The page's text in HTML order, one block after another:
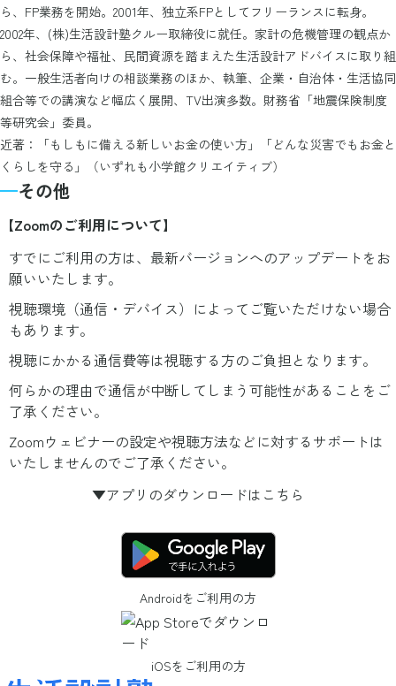
ら、FP業務を開始。2001年、独立系FPとしてフリーランスに転身。
2002年、(株)生活設計塾クルー取締役に就任。家計の危機管理の観点か
ら、社会保障や福祉、民間資源を踏まえた生活設計アドバイスに取り組
む。一般生活者向けの相談業務のほか、執筆、企業・自治体・生活協同
組合等での講演など幅広く展開、TV出演多数。財務省「地震保険制度
等研究会」委員。
近著：「もしもに備える新しいお金の使い方」「どんな災害でもお金と
くらしを守る」（いずれも小学館クリエイティブ）
その他
【Zoomのご利用について】
すでにご利用の方は、最新バージョンへのアップデートをお
願いいたします。
視聴環境（通信・デバイス）によってご覧いただけない場合
もあります。
視聴にかかる通信費等は視聴する方のご負担となります。
何らかの理由で通信が中断してしまう可能性があることをご
了承ください。
Zoomウェビナーの設定や視聴方法などに対するサポートは
いたしませんのでご了承ください。
▼アプリのダウンロードはこちら
Androidをご利用の方
iOSをご利用の方